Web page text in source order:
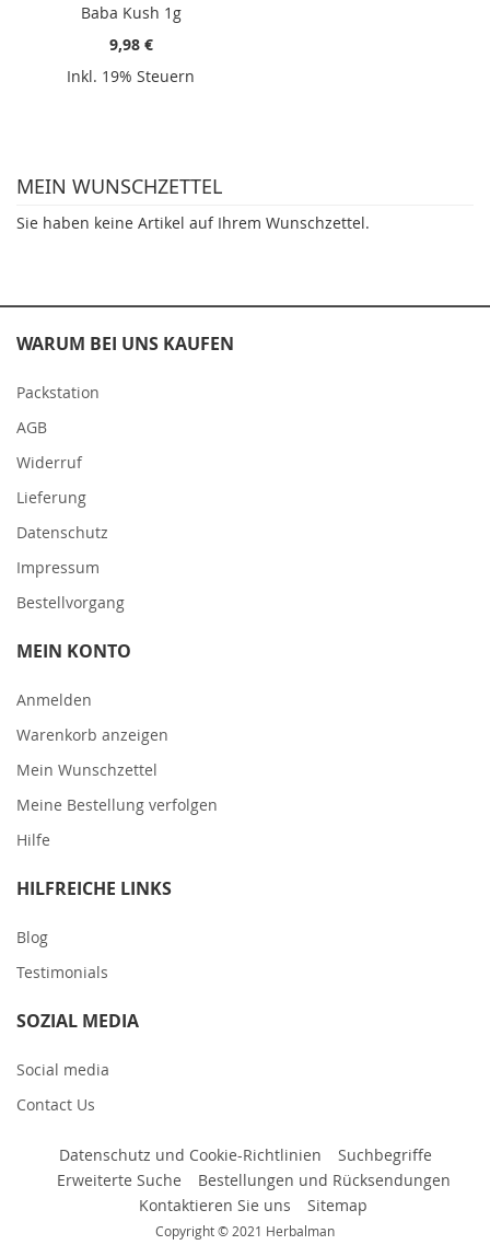
Baba Kush 1g
9,98 €
Inkl. 19% Steuern
MEIN WUNSCHZETTEL
Sie haben keine Artikel auf Ihrem Wunschzettel.
WARUM BEI UNS KAUFEN
Packstation
AGB
Widerruf
Lieferung
Datenschutz
Impressum
Bestellvorgang
MEIN KONTO
Anmelden
Warenkorb anzeigen
Mein Wunschzettel
Meine Bestellung verfolgen
Hilfe
HILFREICHE LINKS
Blog
Testimonials
SOZIAL MEDIA
Social media
Contact Us
Datenschutz und Cookie-Richtlinien
Suchbegriffe
Erweiterte Suche
Bestellungen und Rücksendungen
Kontaktieren Sie uns
Sitemap
Copyright © 2021 Herbalman